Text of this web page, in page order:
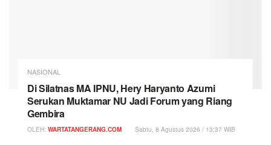
NASIONAL
Di Silatnas MA IPNU, Hery Haryanto Azumi
Serukan Muktamar NU Jadi Forum yang Riang
Gembira
OLEH: WARTATANGERANG.COM Sabtu, 8 Agustus 2026 / 13:37 WIB